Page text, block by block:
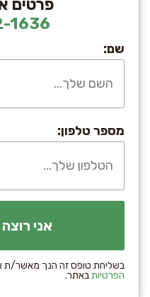
פרטים
1636
שם:
מספר טלפון:
בשליחת טופס זה הנך מאשר/ת
הפרטיותבאתר.